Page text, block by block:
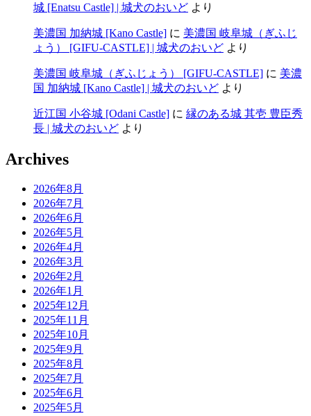
城 [Enatsu Castle] | 城犬のおいど より
美濃国 加納城 [Kano Castle] に 美濃国 岐阜城（ぎふじ
ょう） [GIFU-CASTLE] | 城犬のおいど より
美濃国 岐阜城（ぎふじょう） [GIFU-CASTLE] に 美濃
国 加納城 [Kano Castle] | 城犬のおいど より
近江国 小谷城 [Odani Castle] に 縁のある城 其壱 豊臣秀
長 | 城犬のおいど より
Archives
2026年8月
2026年7月
2026年6月
2026年5月
2026年4月
2026年3月
2026年2月
2026年1月
2025年12月
2025年11月
2025年10月
2025年9月
2025年8月
2025年7月
2025年6月
2025年5月